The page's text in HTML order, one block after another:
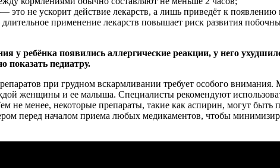
это не ускорит действие лекарств, а лишь приведёт к
применение лекарств повышает риск развития
у ребёнка появились аллергические реакции, у него
показать педиатру.
при грудном вскармливании требует особого внимания.
женщины и ее малыша. Специалисты рекомендуют
не менее, некоторые препараты, такие как аспирин, могут
перед началом приема любых медикаментов, чтобы